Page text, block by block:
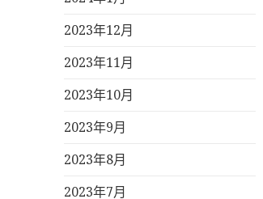
2023年12月
2023年11月
2023年10月
2023年9月
2023年8月
2023年7月